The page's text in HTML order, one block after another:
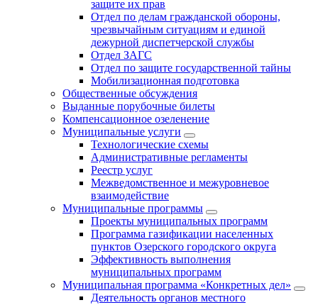
защите их прав
Отдел по делам гражданской обороны,
чрезвычайным ситуациям и единой
дежурной диспетчерской службы
Отдел ЗАГС
Отдел по защите государственной тайны
Мобилизационная подготовка
Общественные обсуждения
Выданные порубочные билеты
Компенсационное озеленение
Муниципальные услуги
Технологические схемы
Административные регламенты
Реестр услуг
Межведомственное и межуровневое
взаимодействие
Муниципальные программы
Проекты муниципальных программ
Программа газификации населенных
пунктов Озерского городского округа
Эффективность выполнения
муниципальных программ
Муниципальная программа «Конкретных дел»
Деятельность органов местного